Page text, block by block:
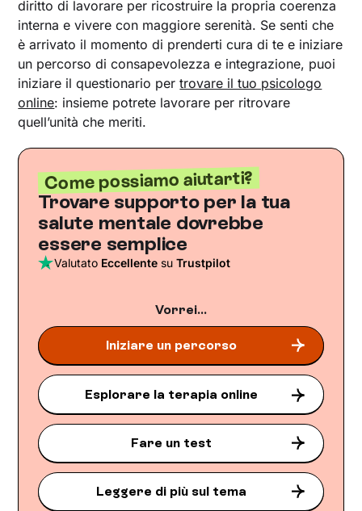
diritto di lavorare per ricostruire la propria coerenza
interna e vivere con maggiore serenità. Se senti che
è arrivato il momento di prenderti cura di te e iniziare
un percorso di consapevolezza e integrazione, puoi
iniziare il questionario pertrovare il tuo psicologo
online: insieme potrete lavorare per ritrovare
quell’unità che meriti.
Come possiamo aiutarti?
Trovare supporto per la tua
salute mentale dovrebbe
essere semplice
Valutato Eccellente suTrustpilot
Vorrei...
Iniziare un percorso
Esplorare la terapia online
Fare un test
Leggere di più sul tema